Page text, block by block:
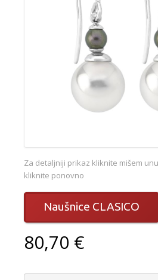
Za detaljniji prikaz kliknite mišem
kliknite ponovno
Naušnice CLASICO
80,70 €